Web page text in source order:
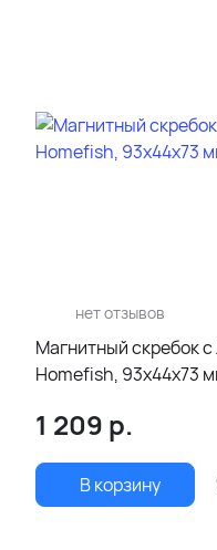
нет отзывов
Магнитный скребок
Homefish, 93х44х73
1 209 р.
В корзину